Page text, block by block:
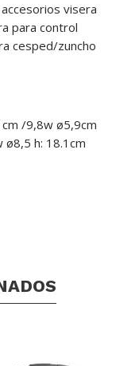
visera
para control
cesped/zuncho
/9,8w ø5,9cm
h: 18.1cm